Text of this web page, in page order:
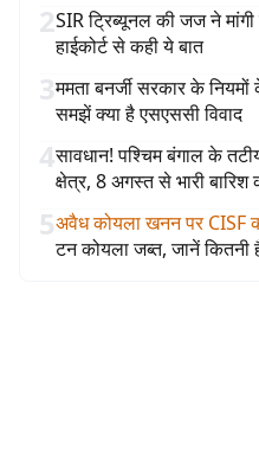
2SIR ट्रिब्यूनल की जज ने मांगी
हाईकोर्ट से कही ये बात
3ममता बनर्जी सरकार के नियमों
समझें क्या है एसएससी विवाद
4सावधान! पश्चिम बंगाल के
क्षेत्र, 8 अगस्त से भारी बारिश
5अवैध कोयला खनन पर CISF
टन कोयला जब्त, जानें कितनी